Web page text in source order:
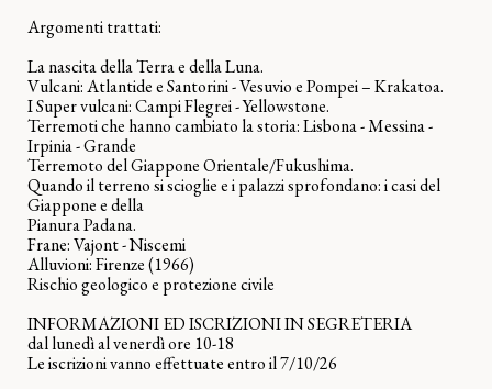
Argomenti trattati:
La nascita della Terra e della Luna.
Vulcani: Atlantide e Santorini - Vesuvio e Pompei – Krakatoa.
I Super vulcani: Campi Flegrei - Yellowstone.
Terremoti che hanno cambiato la storia: Lisbona - Messina -
Irpinia - Grande
Terremoto del Giappone Orientale/Fukushima.
Quando il terreno si scioglie e i palazzi sprofondano: i casi del
Giappone e della
Pianura Padana.
Frane: Vajont - Niscemi
Alluvioni: Firenze (1966)
Rischio geologico e protezione civile
INFORMAZIONI ED ISCRIZIONI IN SEGRETERIA
dal lunedì al venerdì ore 10-18
Le iscrizioni vanno effettuate entro il 7/10/26